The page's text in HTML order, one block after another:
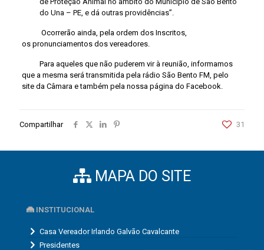
do Una – PE, e dá outras providências”.
Ocorrerão ainda, pela ordem dos Inscritos,
os pronunciamentos dos vereadores.
Para aqueles que não puderem vir à reunião, informamos
que a mesma será transmitida pela rádio São Bento FM, pelo
site da Câmara e também pela nossa página do Facebook.
Compartilhar 31
MAPA DO SITE
INSTITUCIONAL
Casa Vereador Irlando Galvão Cavalcante
Presidentes